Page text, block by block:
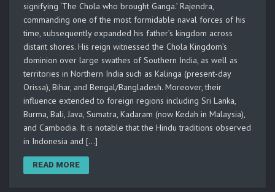
signifying ‘The Chola who brought Ganga.’ Rajendra,
commanding one of the most formidable naval forces of his
time, subsequently expanded his father’s kingdom across
distant shores. His reign witnessed the Chola Kingdom’s
dominion over large swathes of Southern India, as well as
territories in Northern India such as Kalinga (present-day
Orissa), Bihar, and Bengal/Bangladesh. Moreover, their
influence extended to foreign regions including Sri Lanka,
Burma, Bali, Java, Sumatra, Kadaram (now Kedah in Malaysia),
and Cambodia. It is notable that the Hindu traditions observed
in Indonesia and […]
READ MORE